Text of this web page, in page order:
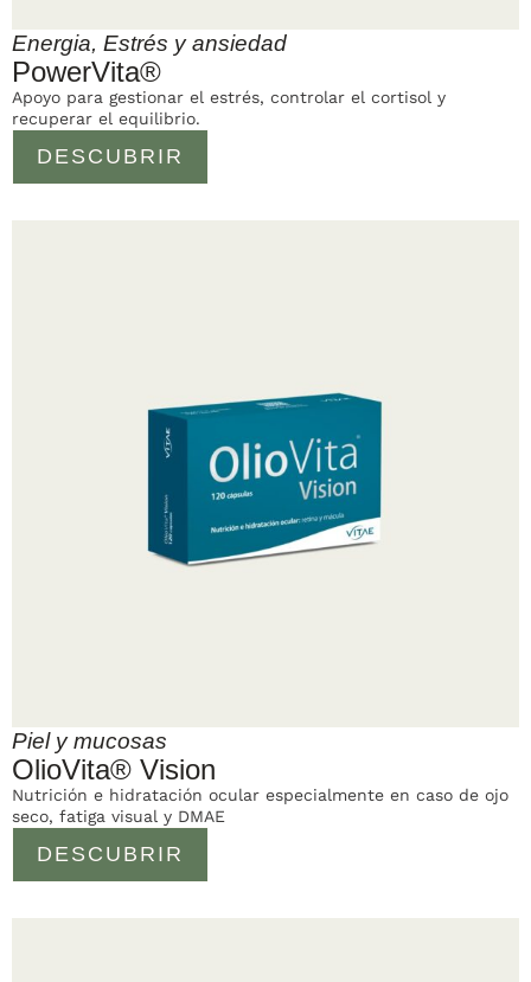
Energia, Estrés y ansiedad
PowerVita®
DESCUBRIR
Apoyo para gestionar el estrés, controlar el cortisol y
recuperar el equilibrio.
Piel y mucosas
OlioVita® Vision
DESCUBRIR
Nutrición e hidratación ocular especialmente en caso de ojo
seco, fatiga visual y DMAE